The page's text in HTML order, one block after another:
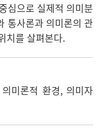
심으로 실제적 의미분
통사론과 의미론의 관
치를 살펴본다.
미론적 환경, 의미자